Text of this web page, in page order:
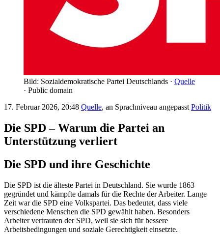
Bild: Sozialdemokratische Partei Deutschlands · Quelle
· Public domain
17. Februar 2026, 20:48 Quelle, an Sprachniveau angepasst Politik
Die SPD – Warum die Partei an
Unterstützung verliert
Die SPD und ihre Geschichte
Die SPD ist die älteste Partei in Deutschland. Sie wurde 1863
gegründet und kämpfte damals für die Rechte der Arbeiter. Lange
Zeit war die SPD eine Volkspartei. Das bedeutet, dass viele
verschiedene Menschen die SPD gewählt haben. Besonders
Arbeiter vertrauten der SPD, weil sie sich für bessere
Arbeitsbedingungen und soziale Gerechtigkeit einsetzte.